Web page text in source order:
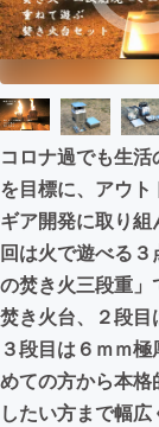
映像
ビジ
まち
コロナ過でも生活
を目標に、アウト
ギア開発に取り
回は火で遊べる
の焚き火三段重
焚き火台、２段目
３段目は６ｍｍ
めての方から本
したい方まで幅